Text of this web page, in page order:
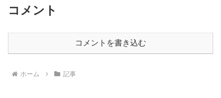
コメント
コメントを書き込む
ホーム 記事